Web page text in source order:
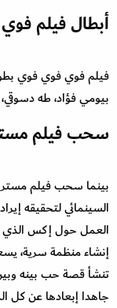
أبطال فيلم
فيلم فوي فوي فوي
بيومي فؤاد، طه
سحب فيلم
بينما سحب فيلم
السينمائي لتحقيقه
العمل حول إكس
إنشاء منظمة سرية،
تنشأ قصة حب بينه
جاهدا إبعادها عن كل